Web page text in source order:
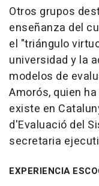
Otros grupos
enseñanza del
el "triángulo
universidad y la
modelos de
Amorós, quien
existe en
d'Evaluació del
secretaria
EXPERIENCIA